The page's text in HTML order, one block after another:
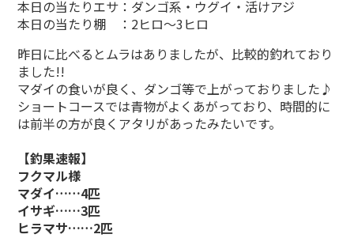
本日の当たりエサ：ダンゴ系・ウグイ・活けアジ
本日の当たり棚 ：2ヒロ～3ヒロ
昨日に比べるとムラはありましたが、比較的釣れており
ました!!
マダイの食いが良く、ダンゴ等で上がっておりました♪
ショートコースでは青物がよくあがっており、時間的に
は前半の方が良くアタリがあったみたいです。
【釣果速報】
フクマル様
マダイ……4匹
イサギ……3匹
ヒラマサ……2匹